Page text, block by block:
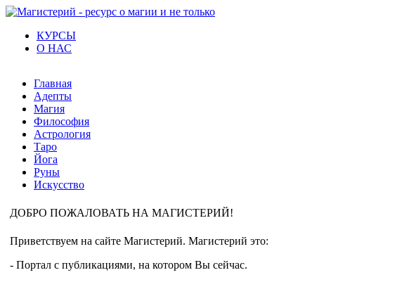
КУРСЫ
О НАС
Главная
Адепты
Магия
Философия
Астрология
Таро
Йога
Руны
Искусство
ДОБРО ПОЖАЛОВАТЬ НА МАГИСТЕРИЙ!
Приветствуем на сайте Магистерий. Магистерий это:
- Портал с публикациями, на котором Вы сейчас.